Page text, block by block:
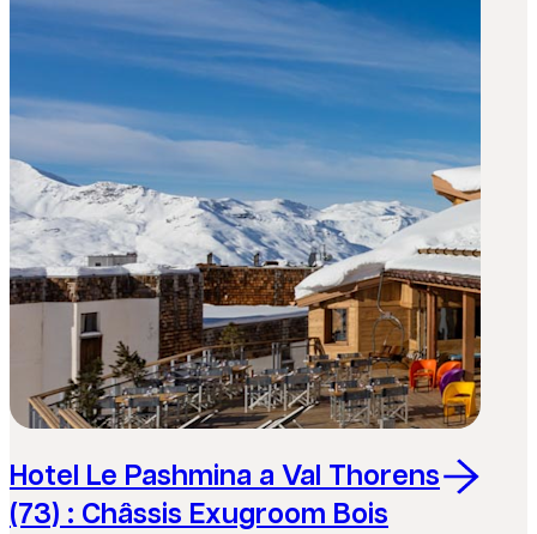
Hotel Le Pashmina a Val Thorens
(73) : Châssis Exugroom Bois